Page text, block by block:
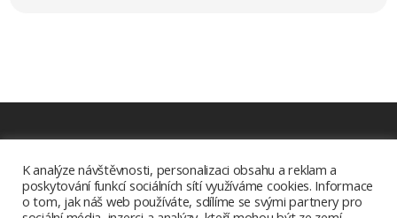
Aplikace Radia.cz
K analýze návštěvnosti, personalizaci obsahu a reklam a
poskytování funkcí sociálních sítí využíváme cookies. Informace
o tom, jak náš web používáte, sdílíme se svými partnery pro